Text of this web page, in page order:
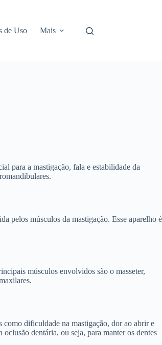
de Uso Mais
para a mastigação, fala e estabilidade da
pelos músculos da mastigação. Esse aparelho é
músculos envolvidos são o masseter,
dificuldade na mastigação, dor ao abrir e
dentária, ou seja, para manter os dentes